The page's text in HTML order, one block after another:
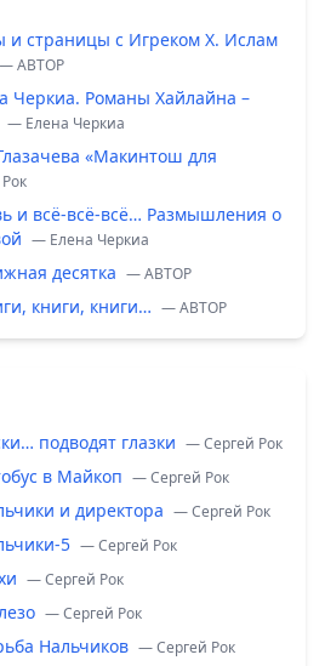
и страницы с Игреком Х. Ислам
— ABTOP
Черкиа. Романы Хайлайна –
— Елена Черкиа
«Макинтош для
и всё-всё-всё… Размышления о
— Елена Черкиа
десятка — ABTOP
книги, книги… — ABTOP
подводят глазки — Сергей Рок
в Майкоп — Сергей Рок
и директора — Сергей Рок
5 — Сергей Рок
— Сергей Рок
— Сергей Рок
Нальчиков — Сергей Рок